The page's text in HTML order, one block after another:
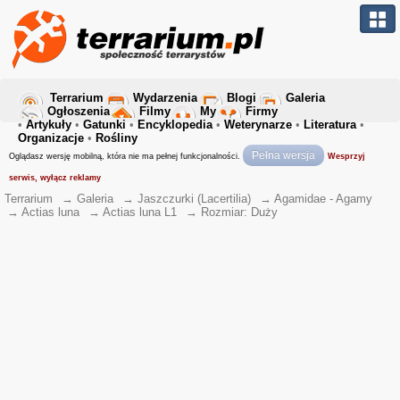
Terrarium Wydarzenia Blogi
Galeria
Ogłoszenia
Filmy My
Firmy
• Artykuły • Gatunki • Encyklopedia• Weterynarze • Literatura•
Organizacje • Rośliny
Oglądasz wersję mobilną, która nie ma pełnej funkcjonalności. Pełna wersja Wesprzyj
serwis, wyłącz reklamy
Terrarium → Galeria → Jaszczurki (Lacertilia) → Agamidae - Agamy
→ Actias luna → Actias luna L1 → Rozmiar: Duży